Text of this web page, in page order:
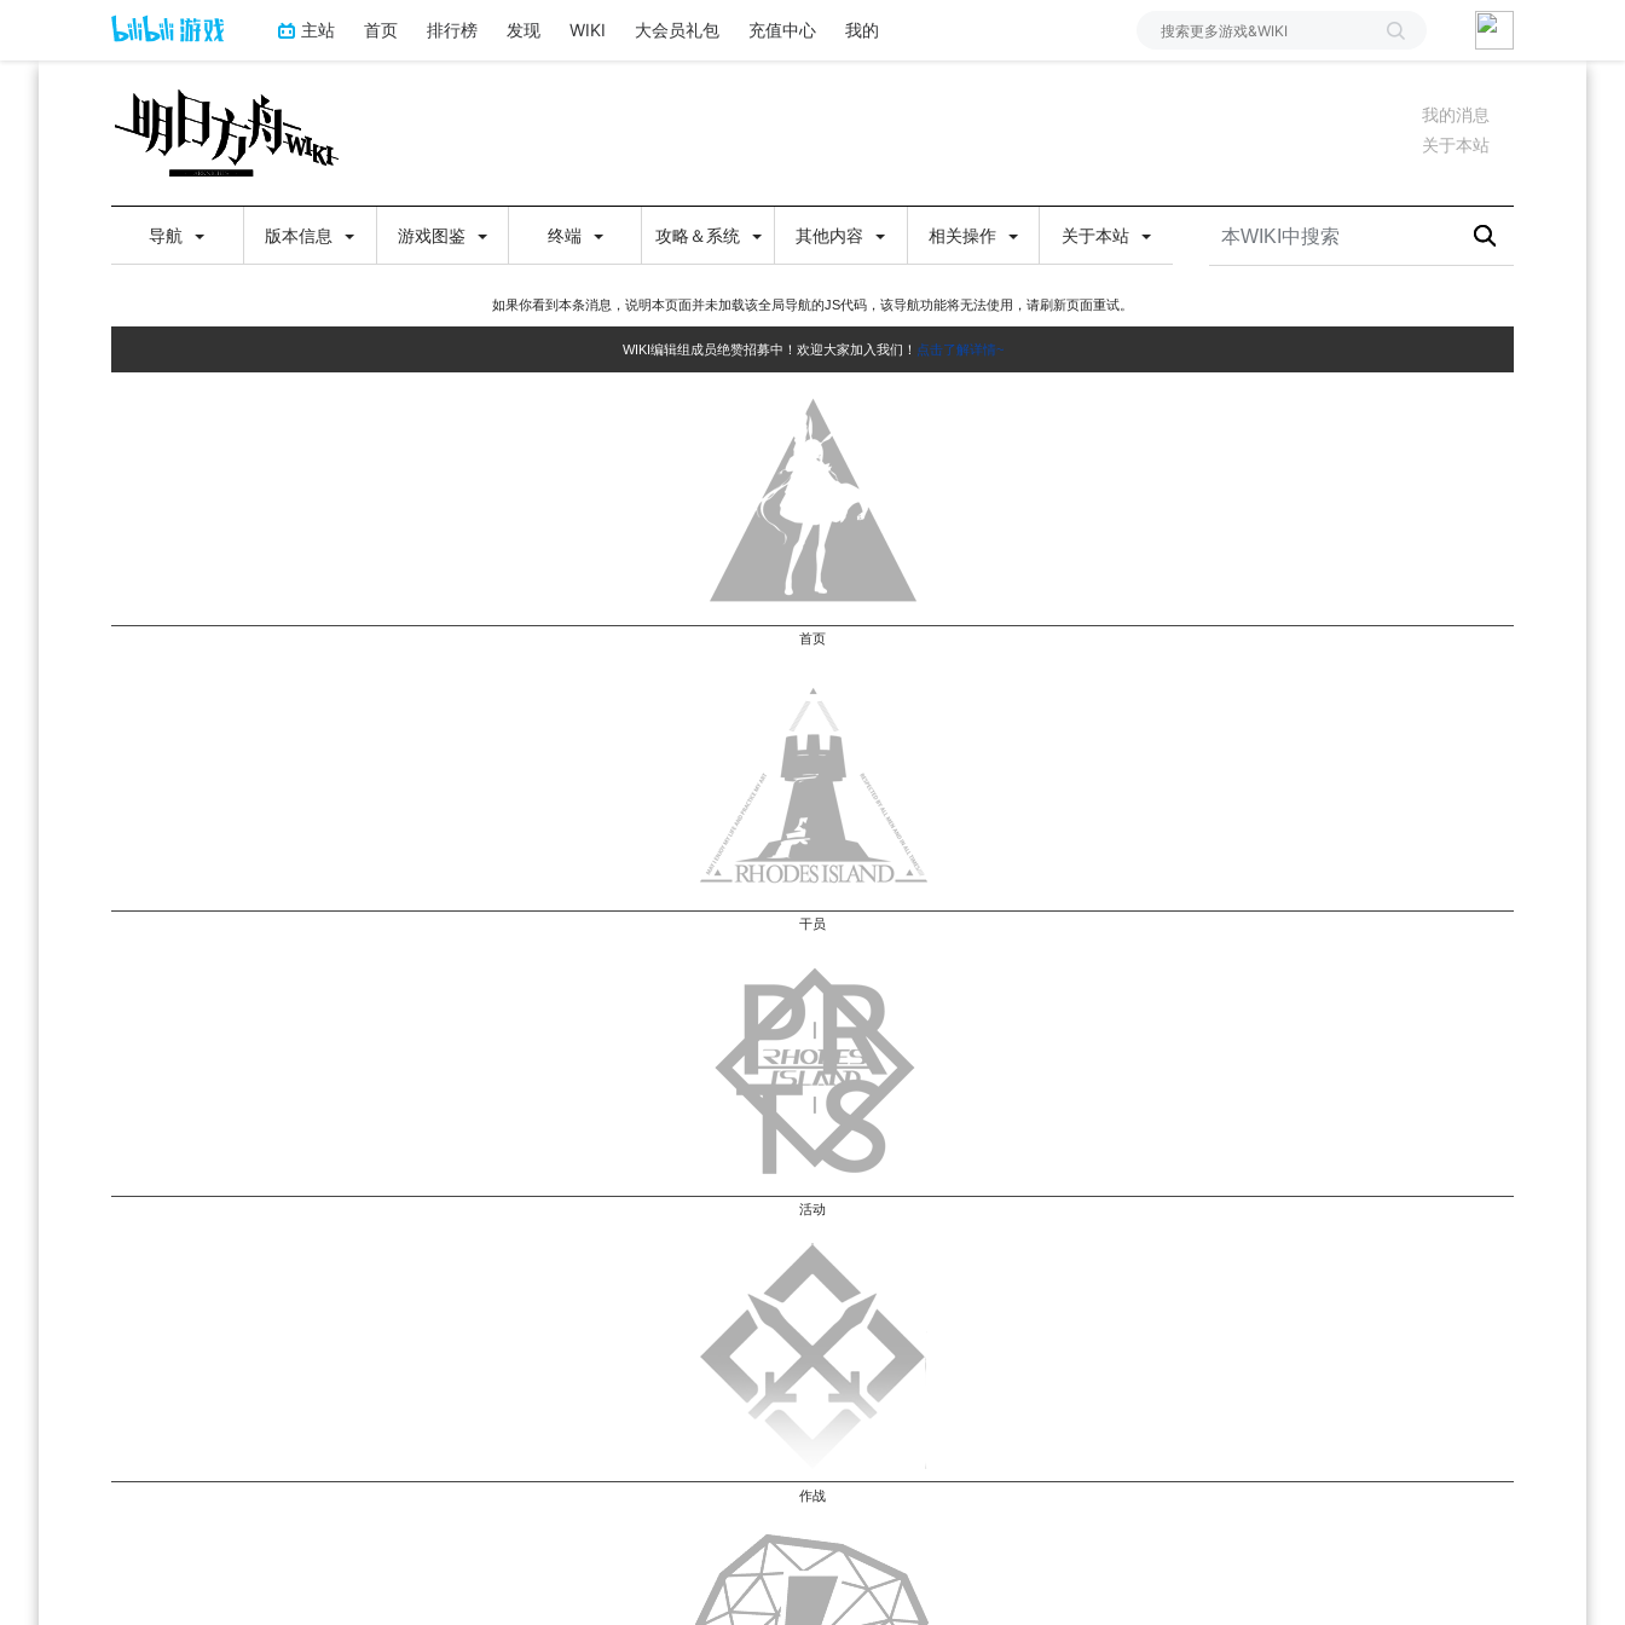
主站 首页 排行榜 发现 WIKI 大会员礼包 充值中心 我的
我的消息
关于本站
导航 版本信息 游戏图鉴 终端 攻略＆系统 其他内容 相关操作 关于本站
如果你看到本条消息，说明本页面并未加载该全局导航的JS代码，该导航功能将无法使用，请刷新页面重试。
WIKI编辑组成员绝赞招募中！欢迎大家加入我们！ 点击了解详情~
首页
干员
活动
作战